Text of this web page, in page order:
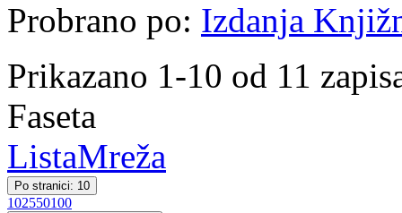
Probrano po: Izdanja
Prikazano 1-10 od 11
Faseta
ListaMreža
Po stranici: 10
102550100